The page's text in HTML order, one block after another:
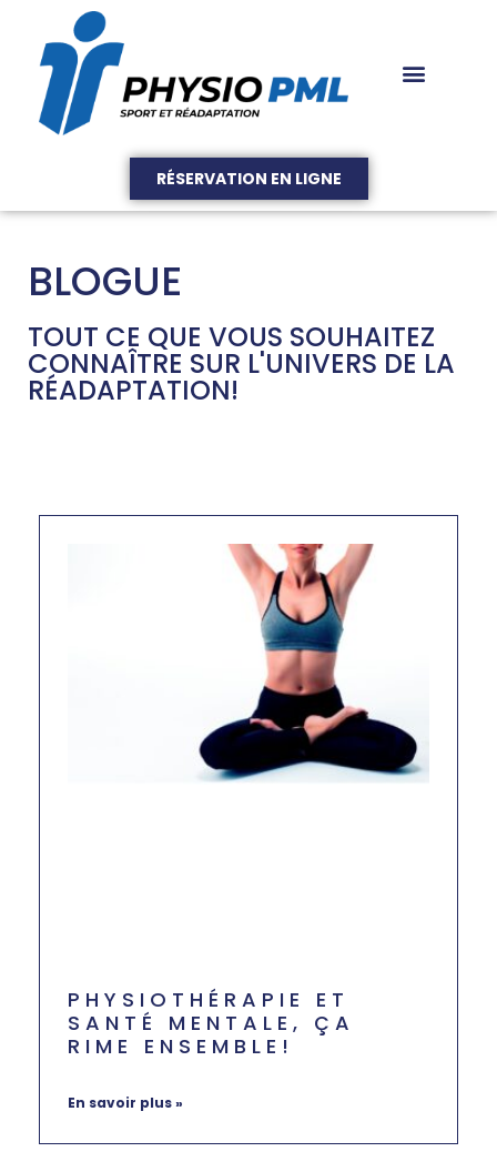
RÉSERVATION EN LIGNE
BLOGUE
TOUT CE QUE VOUS SOUHAITEZ
CONNAÎTRE SUR L'UNIVERS DE LA
RÉADAPTATION!
PHYSIOTHÉRAPIE ET
SANTÉ MENTALE, ÇA
RIME ENSEMBLE!
En savoir plus »